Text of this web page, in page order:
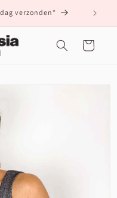
verzonden*
Winkelwagen